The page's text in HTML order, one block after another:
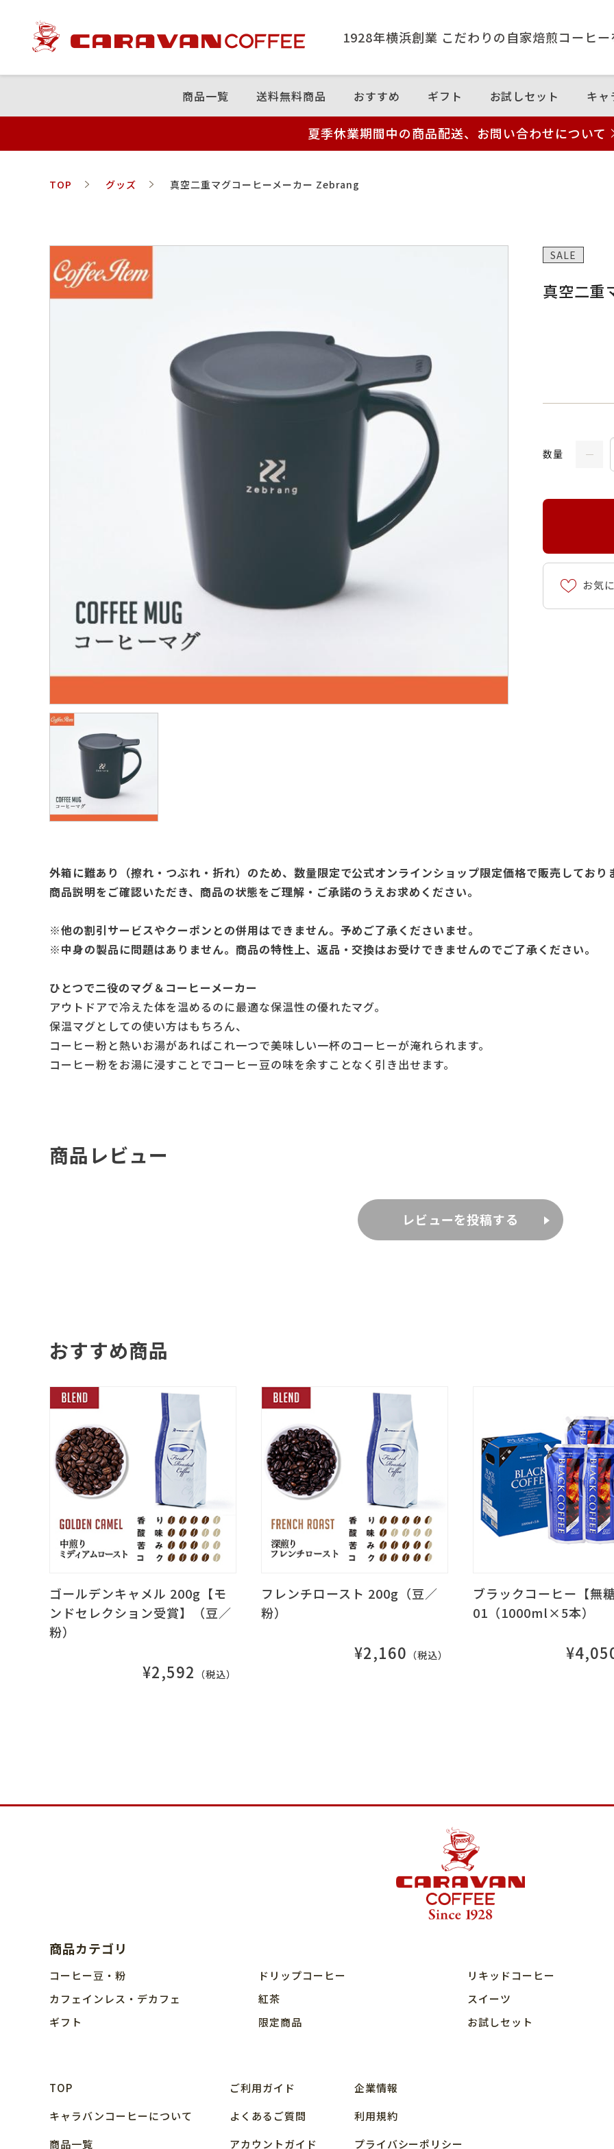
1928年横浜創業 こだわりの⾃家焙煎コーヒ
商品⼀覧 送料無料商品 おすすめ ギフト お試しセット キャ
夏季休業期間中の商品配送、お問い合わせについて
TOP グッズ 真空二重マグコーヒーメーカー Zebrang
SALE
真空二重
数量
お気
外箱に難あり（擦れ・つぶれ・折れ）のため、数量限定で公式オンラインショップ限定価格で販売しており
商品説明をご確認いただき、商品の状態をご理解・ご承諾のうえお求めください。
※他の割引サービスやクーポンとの併用はできません。予めご了承くださいませ。
※中身の製品に問題はありません。商品の特性上、返品・交換はお受けできませんのでご了承ください。
ひとつで二役のマグ＆コーヒーメーカー
アウトドアで冷えた体を温めるのに最適な保温性の優れたマグ。
保温マグとしての使い方はもちろん、
コーヒー粉と熱いお湯があればこれ一つで美味しい一杯のコーヒーが淹れられます。
コーヒー粉をお湯に浸すことでコーヒー豆の味を余すことなく引き出せます。
商品レビュー
レビューを投稿する
おすすめ商品
ゴールデンキャメル 200g【モ
ンドセレクション受賞】（豆／
粉）
¥2,592 （税込）
フレンチロースト 200g（豆／
粉）
¥2,160 （税込）
ブラックコーヒー【無
01（1000ml×5本）
商品カテゴリ
コーヒー豆・粉 ドリップコーヒー
リキッドコーヒー
カフェインレス・デカフェ
紅茶
スイーツ
ギフト
限定商品 お試しセット
TOP
キャラバンコーヒーについて
商品⼀覧
ご利用ガイド
よくあるご質問
アカウントガイド
企業情報
利用規約
プライバシーポリシー